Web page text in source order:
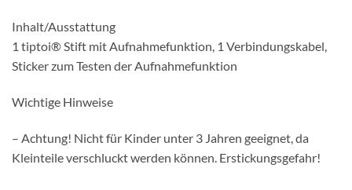
Inhalt/Ausstattung
1 tiptoi® Stift mit Aufnahmefunktion, 1 Verbindungskabel,
Sticker zum Testen der Aufnahmefunktion
Wichtige Hinweise
– Achtung! Nicht für Kinder unter 3 Jahren geeignet, da
Kleinteile verschluckt werden können. Erstickungsgefahr!